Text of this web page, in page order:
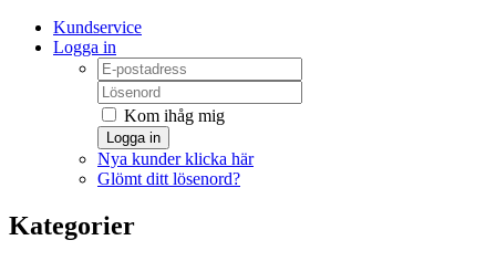
Kundservice
Logga in
Kom ihåg mig
Logga in
Nya kunder klicka här
Glömt ditt lösenord?
Kategorier